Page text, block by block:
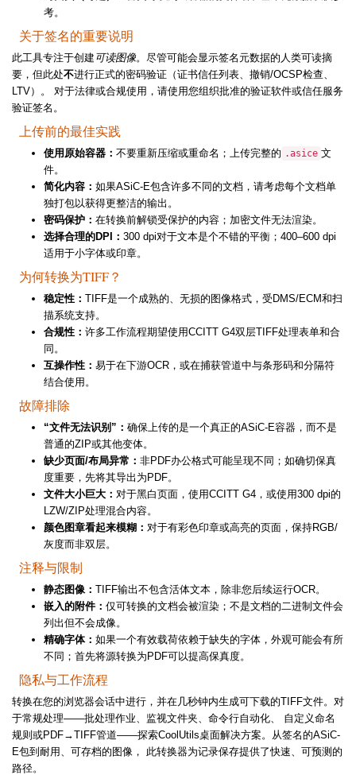
考。
关于签名的重要说明
此工具专注于创建 可读图像。尽管可能会显示签名元数据的人类可读摘
要，但此处不进行正式的密码验证（证书信任列表、撤销/OCSP检查、
LTV）。 对于法律或合规使用，请使用您组织批准的验证软件或信任服务
验证签名。
上传前的最佳实践
使用原始容器： 不要重新压缩或重命名；上传完整的 .asice 文
件。
简化内容： 如果ASiC-E包含许多不同的文档，请考虑每个文档单
独打包以获得更整洁的输出。
密码保护： 在转换前解锁受保护的内容；加密文件无法渲染。
选择合理的DPI： 300 dpi对于文本是个不错的平衡；400–600 dpi
适用于小字体或印章。
为何转换为TIFF？
稳定性： TIFF是一个成熟的、无损的图像格式，受DMS/ECM和扫
描系统支持。
合规性： 许多工作流程期望使用CCITT G4双层TIFF处理表单和合
同。
互操作性： 易于在下游OCR，或在捕获管道中与条形码和分隔符
结合使用。
故障排除
“文件无法识别”： 确保上传的是一个真正的ASiC-E容器，而不是
普通的ZIP或其他变体。
缺少页面/布局异常： 非PDF办公格式可能呈现不同；如确切保真
度重要，先将其导出为PDF。
文件大小巨大： 对于黑白页面，使用CCITT G4，或使用300 dpi的
LZW/ZIP处理混合内容。
颜色图章看起来模糊： 对于有彩色印章或高亮的页面，保持RGB/
灰度而非双层。
注释与限制
静态图像： TIFF输出不包含活体文本，除非您后续运行OCR。
嵌入的附件： 仅可转换的文档会被渲染；不是文档的二进制文件会
列出但不会成像。
精确字体： 如果一个有效载荷依赖于缺失的字体，外观可能会有所
不同；首先将源转换为PDF可以提高保真度。
隐私与工作流程
转换在您的浏览器会话中进行，并在几秒钟内生成可下载的TIFF文件。对
于常规处理——批处理作业、监视文件夹、命令行自动化、 自定义命名
规则或PDF→TIFF管道——探索CoolUtils桌面解决方案。从签名的ASiC-
E包到耐用、可存档的图像， 此转换器为记录保存提供了快速、可预测的
路径。